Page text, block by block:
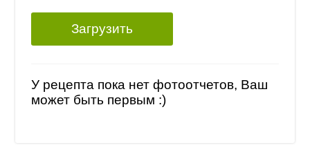
Загрузить
У рецепта пока нет фотоотчетов, Ваш
может быть первым :)